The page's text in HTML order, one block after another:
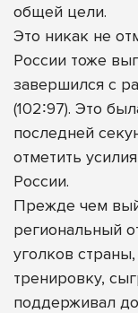
общей цели.
Это никак не
России тоже
завершился с
(102∶97). Это
последней
отметить
России.
Прежде чем
региональный
уголков
тренировку,
поддерживал